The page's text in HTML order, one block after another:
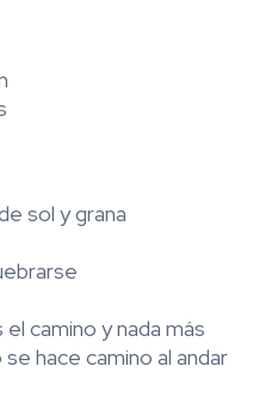
sol y grana
camino y nada más
hace camino al andar